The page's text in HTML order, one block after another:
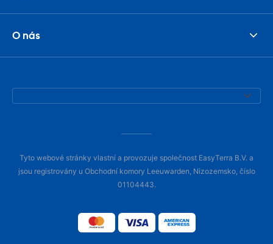
O nás
Tyto webové stránky vlastní a provozuje společnost EasyTerra B.V. a
jsou registrovány u Obchodní komory Leeuwarden, Nizozemsko, číslo
01104443.